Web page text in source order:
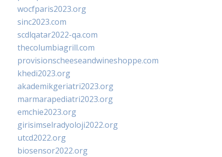
wocfparis2023.org
sinc2023.com
scdlqatar2022-qa.com
thecolumbiagrill.com
provisionscheeseandwineshoppe.com
khedi2023.org
akademikgeriatri2023.org
marmarapediatri2023.org
emchie2023.org
girisimselradyoloji2022.org
utcd2022.org
biosensor2022.org